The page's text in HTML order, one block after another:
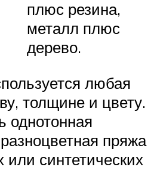
плюс резина,
металл плюс
дерево.
любая
толщине и цвету.
однотонная
пряжа
или синтетических